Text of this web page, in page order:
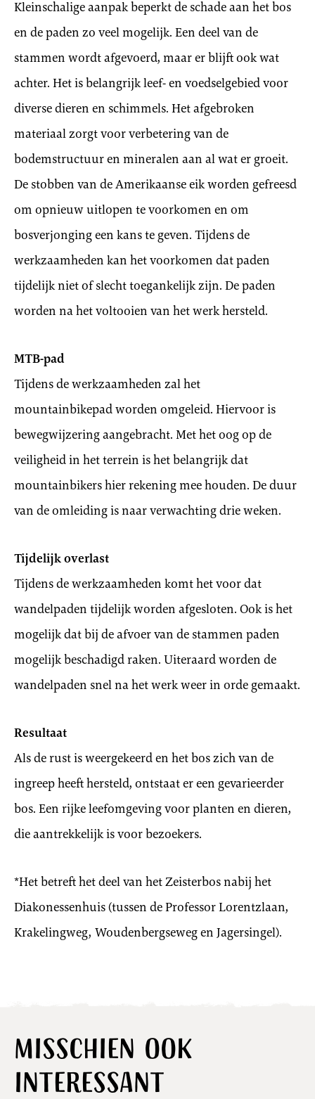
Kleinschalige aanpak beperkt de schade aan het bos
en de paden zo veel mogelijk. Een deel van de
stammen wordt afgevoerd, maar er blijft ook wat
achter. Het is belangrijk leef- en voedselgebied voor
diverse dieren en schimmels. Het afgebroken
materiaal zorgt voor verbetering van de
bodemstructuur en mineralen aan al wat er groeit.
De stobben van de Amerikaanse eik worden gefreesd
om opnieuw uitlopen te voorkomen en om
bosverjonging een kans te geven. Tijdens de
werkzaamheden kan het voorkomen dat paden
tijdelijk niet of slecht toegankelijk zijn. De paden
worden na het voltooien van het werk hersteld.
MTB-pad
Tijdens de werkzaamheden zal het
mountainbikepad worden omgeleid. Hiervoor is
bewegwijzering aangebracht. Met het oog op de
veiligheid in het terrein is het belangrijk dat
mountainbikers hier rekening mee houden. De duur
van de omleiding is naar verwachting drie weken.
Tijdelijk overlast
Tijdens de werkzaamheden komt het voor dat
wandelpaden tijdelijk worden afgesloten. Ook is het
mogelijk dat bij de afvoer van de stammen paden
mogelijk beschadigd raken. Uiteraard worden de
wandelpaden snel na het werk weer in orde gemaakt.
Resultaat
Als de rust is weergekeerd en het bos zich van de
ingreep heeft hersteld, ontstaat er een gevarieerder
bos. Een rijke leefomgeving voor planten en dieren,
die aantrekkelijk is voor bezoekers.
*Het betreft het deel van het Zeisterbos nabij het
Diakonessenhuis (tussen de Professor Lorentzlaan,
Krakelingweg, Woudenbergseweg en Jagersingel).
Misschien ook
interessant